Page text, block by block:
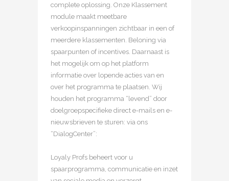
complete oplossing. Onze Klassement
module maakt meetbare
verkoopinspanningen zichtbaar in een of
meerdere klassementen. Beloning via
spaarpunten of incentives. Daarnaast is
het mogelijk om op het platform
informatie over lopende acties van en
over het programma te plaatsen. Wij
houden het programma “levend” door
doelgroepspecifieke direct e-mails en e-
nieuwsbrieven te sturen: via ons
“DialogCenter”:
Loyaly Profs beheert voor u
spaarprogramma, communicatie en inzet